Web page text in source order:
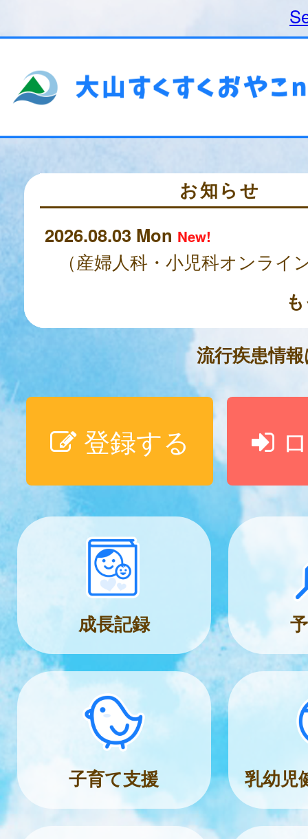
お知らせ
2026.08.03 Mon New!
流行疾患情
登録する
成長記録
子育て支援 乳幼児